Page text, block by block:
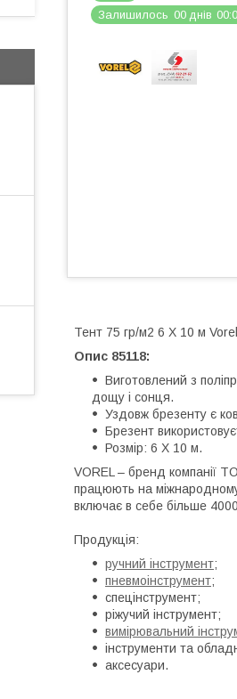
Залишилось 00 днів 00 0
Тент 75 гр/м2 6 Х 10 м
Опис 85118:
Виготовлений з
дощу і сонця.
Уздовж брезенту є
Брезент
Розмір: 6 Х 10 м.
VOREL – бренд компанії
працюють на
включає в себе більше
Продукція:
ручний інструмент;
пневмоінструмент;
спецінструмент;
ріжучий інструмент;
вимірювальний
інструменти та
аксесуари.